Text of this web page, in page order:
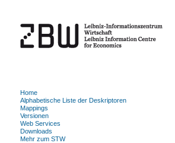
Home
Alphabetische Liste der Deskriptoren
Mappings
Versionen
Web Services
Downloads
Mehr zum STW